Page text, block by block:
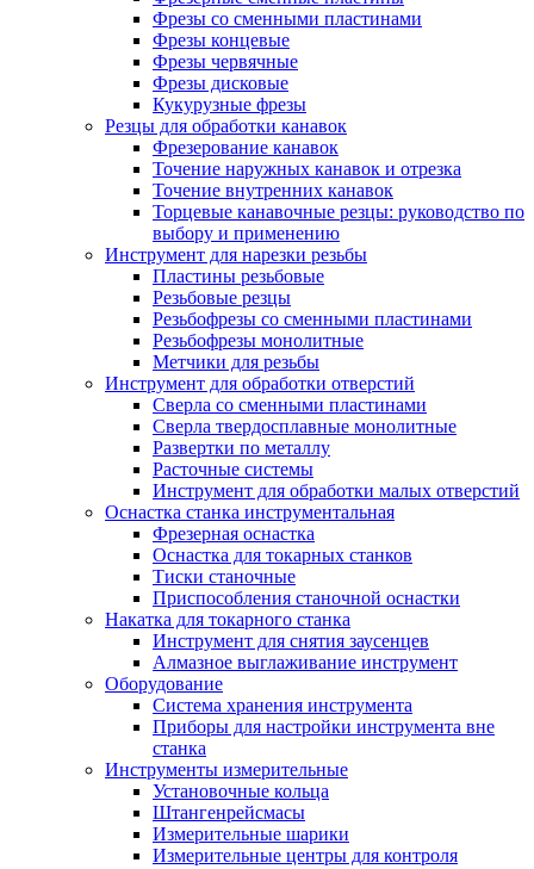
Фрезы со сменными пластинами
Фрезы концевые
Фрезы червячные
Фрезы дисковые
Кукурузные фрезы
Резцы для обработки канавок
Фрезерование канавок
Точение наружных канавок и отрезка
Точение внутренних канавок
Торцевые канавочные резцы: руководство по
выбору и применению
Инструмент для нарезки резьбы
Пластины резьбовые
Резьбовые резцы
Резьбофрезы со сменными пластинами
Резьбофрезы монолитные
Метчики для резьбы
Инструмент для обработки отверстий
Сверла со сменными пластинами
Сверла твердосплавные монолитные
Развертки по металлу
Расточные системы
Инструмент для обработки малых отверстий
Оснастка станка инструментальная
Фрезерная оснастка
Оснастка для токарных станков
Тиски станочные
Приспособления станочной оснастки
Накатка для токарного станка
Инструмент для снятия заусенцев
Алмазное выглаживание инструмент
Оборудование
Система хранения инструмента
Приборы для настройки инструмента вне
станка
Инструменты измерительные
Установочные кольца
Штангенрейсмасы
Измерительные шарики
Измерительные центры для контроля